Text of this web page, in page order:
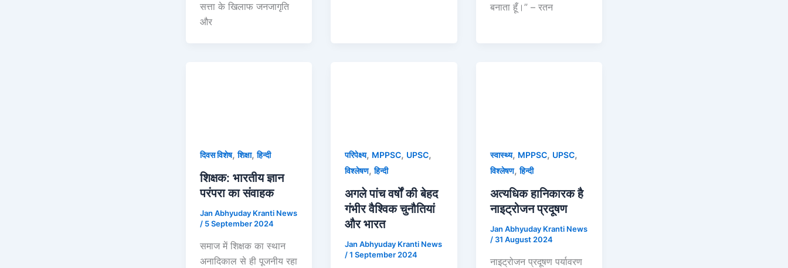
सत्ता के खिलाफ जनजागृति
और
बनाता हूँ।” – रतन
दिवस विशेष,शिक्षा,हिन्दी
शिक्षक: भारतीय ज्ञान
परंपरा का संवाहक
Jan Abhyuday Kranti News
/ 5 September 2024
समाज में शिक्षक का स्थान
अनादिकाल से ही पूजनीय रहा
परिपेक्ष्य, MPPSC, UPSC,
विश्लेषण,हिन्दी
अगले पांच वर्षों की बेहद
गंभीर वैश्विक चुनौतियां
और भारत
Jan Abhyuday Kranti News
/1 September 2024
स्वास्थ्य, MPPSC, UPSC,
विश्लेषण,हिन्दी
अत्यधिक हानिकारक है
नाइट्रोजन प्रदूषण
Jan Abhyuday Kranti News
/ 31 August 2024
नाइट्रोजन प्रदूषण पर्यावरण